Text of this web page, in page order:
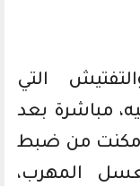
التي
مباشرة بعد
مكنت من ضبط
المهرب،